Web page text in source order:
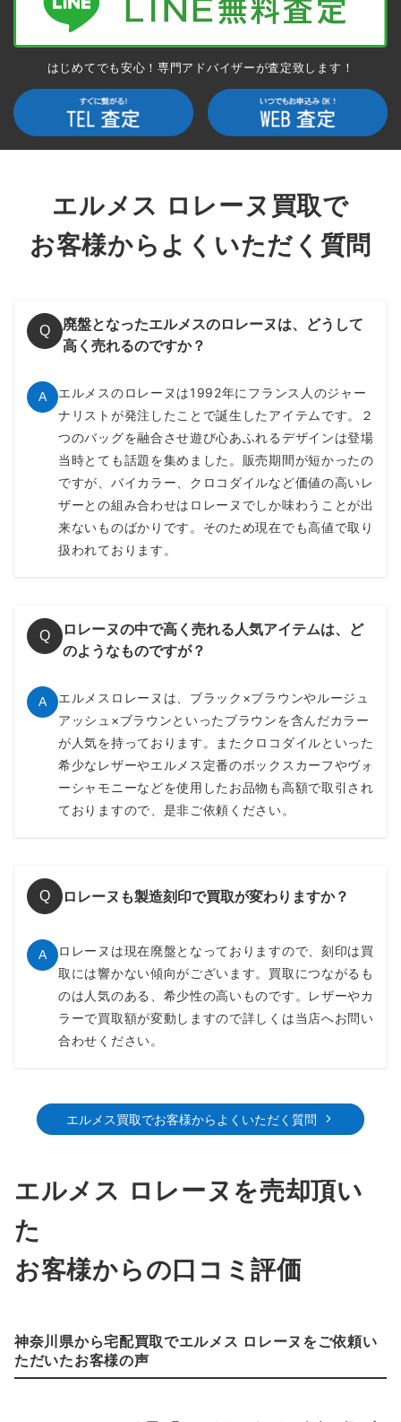
キャメル×オレンジの同色系バイカラーを採用したお洒落なロ
レーヌです。ヴォーガリバーの特長である発色性を活かした芸
術的な逸品で、高額査定が狙えます。
～180,000円買取
はじめてでも安心！専門アドバイザーが査定致します！
エルメス ロレーヌ買取で
お客様からよくいただく質問
Q
廃盤となったエルメスのロレーヌは、どうして
高く売れるのですか？
A
エルメスのロレーヌは1992年にフランス人のジャー
ナリストが発注したことで誕生したアイテムです。２
つのバッグを融合させ遊び心あふれるデザインは登場
当時とても話題を集めました。販売期間が短かったの
ですが、バイカラー、クロコダイルなど価値の高いレ
ザーとの組み合わせはロレーヌでしか味わうことが出
来ないものばかりです。そのため現在でも高値で取り
扱われております。
Q
ロレーヌの中で高く売れる人気アイテムは、ど
のようなものですが？
A
エルメスロレーヌは、ブラック×ブラウンやルージュ
アッシュ×ブラウンといったブラウンを含んだカラー
が人気を持っております。またクロコダイルといった
希少なレザーやエルメス定番のボックスカーフやヴォ
ーシャモニーなどを使用したお品物も高額で取引され
ておりますので、是非ご依頼ください。
Q ロレーヌも製造刻印で買取が変わりますか？
A
ロレーヌは現在廃盤となっておりますので、刻印は買
取には響かない傾向がございます。買取につながるも
のは人気のある、希少性の高いものです。レザーやカ
ラーで買取額が変動しますので詳しくは当店へお問い
合わせください。
エルメス買取でお客様からよくいただく質問
エルメス ロレーヌを売却頂い
た
お客様からの口コミ評価
神奈川県から宅配買取でエルメス ロレーヌをご依頼い
ただいたお客様の声